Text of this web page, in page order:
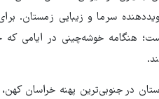
سرما و زیبایی زمستان.
هنگامه خوشه‌چینی در ایامی
در جنوبی‌ترین پهنه خراسان